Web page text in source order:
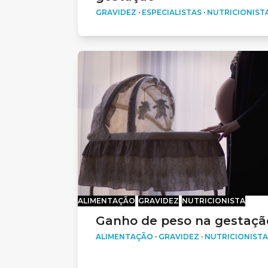
GRAVIDEZ · ESPECIALISTAS·
ALIMENTAÇÃO GRAVIDEZ NUTRICIONISTA
Ganho de peso na
ALIMENTAÇÃO · GRAVIDEZ · NUTRICIONISTA